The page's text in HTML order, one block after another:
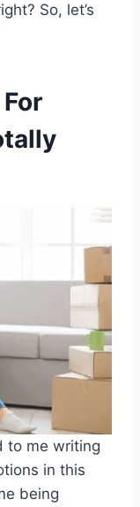
So, let’s
to me writing
in this
being